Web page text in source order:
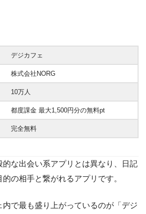
デジカフェ
株式会社NORG
10万人
都度課金 最大1,500円分の無料pt
完全無料
的な出会い系アプリとは異なり、日記
の相手と繋がれるアプリです。
内で最も盛り上がっているのが「デジ